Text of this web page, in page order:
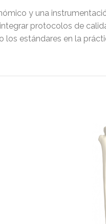
y una
protocolos de
los estándares en la